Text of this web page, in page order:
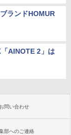
ランドHOMUR
AINOTE 2」は
お問い合わせ
部へのご連絡